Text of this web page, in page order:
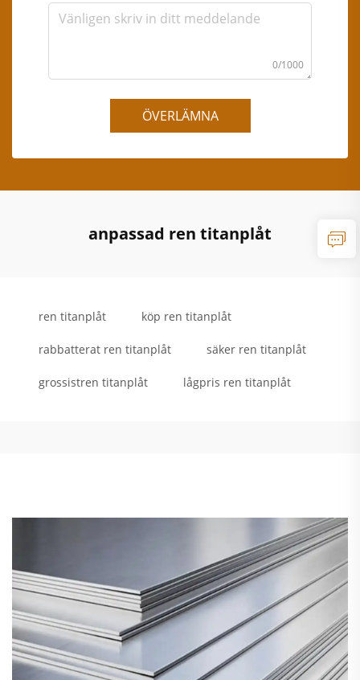
0/1000
ÖVERLÄMNA
anpassad ren titanplåt
ren titanplåt köp ren titanplåt
rabbatterat ren titanplåt säker ren titanplåt
grossistren titanplåt lågpris ren titanplåt